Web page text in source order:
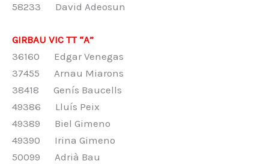
58233 David Adeosun
GIRBAU VIC TT “A”
36160 Edgar Venegas
37455 Arnau Miarons
38418 Genís Baucells
49386 Lluís Peix
49389 Biel Gimeno
49390 Irina Gimeno
50099 Adrià Bau